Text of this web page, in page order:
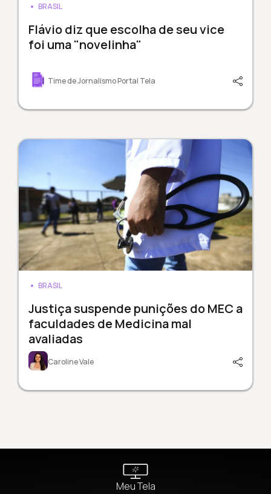
BRASIL
Flávio diz que escolha de seu vice
foi uma "novelinha"
Time de Jornalismo Portal Tela
BRASIL
Justiça suspende punições do MEC a
faculdades de Medicina mal
avaliadas
Caroline Vale
Meu Tela